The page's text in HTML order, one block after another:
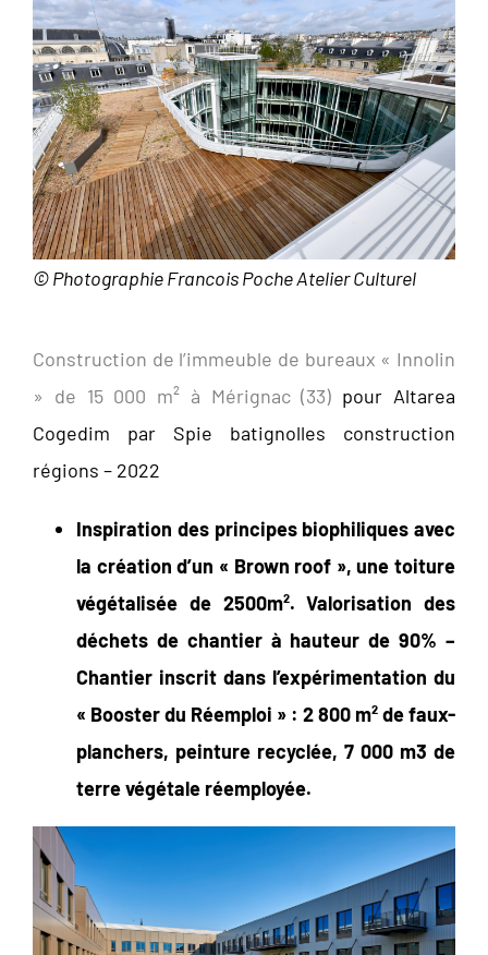
© Photographie Francois Poche Atelier Culturel
Construction de l’immeuble de bureaux « Innolin
» de 15 000 m² à Mérignac (33) pour Altarea
Cogedim par Spie batignolles construction
régions – 2022
Inspiration des principes biophiliques avec
la création d’un « Brown roof », une toiture
végétalisée de 2500m². Valorisation des
déchets de chantier à hauteur de 90% –
Chantier inscrit dans l’expérimentation du
« Booster du Réemploi » : 2 800 m² de faux-
planchers, peinture recyclée, 7 000 m3de
terre végétale réemployée.